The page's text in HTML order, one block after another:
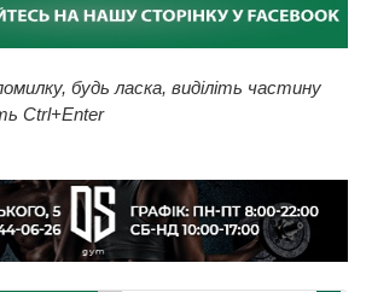
будь ласка, виділіть частину
Ctrl+Enter